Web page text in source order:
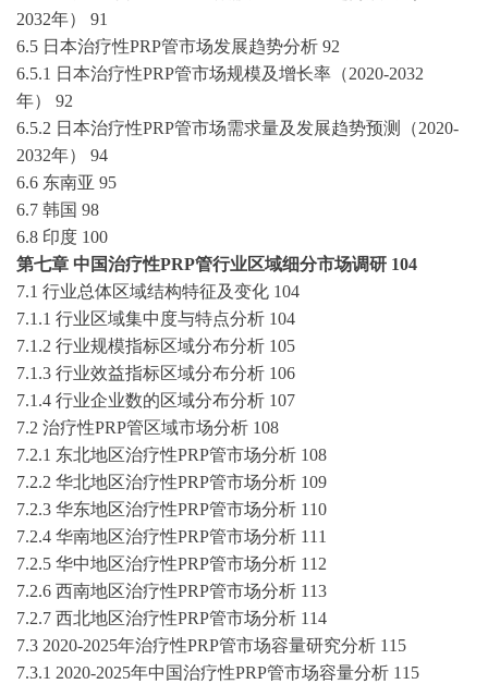
2032年）
91
6.5 日本治疗性PRP管市场发展趋势分析 92
6.5.1 日本治疗性PRP管市场规模及增长率（2020-2032
年）
92
6.5.2 日本治疗性PRP管市场需求量及发展趋势预测（2020-
2032年）
94
6.6 东南亚 95
6.7 韩国 98
6.8 印度 100
第七章 中国治疗性PRP管行业区域细分市场调研 104
7.1 行业总体区域结构特征及变化 104
7.1.1 行业区域集中度与特点分析 104
7.1.2 行业规模指标区域分布分析 105
7.1.3 行业效益指标区域分布分析 106
7.1.4 行业企业数的区域分布分析 107
7.2 治疗性PRP管区域市场分析 108
7.2.1 东北地区治疗性PRP管市场分析 108
7.2.2 华北地区治疗性PRP管市场分析 109
7.2.3 华东地区治疗性PRP管市场分析 110
7.2.4 华南地区治疗性PRP管市场分析 111
7.2.5 华中地区治疗性PRP管市场分析 112
7.2.6 西南地区治疗性PRP管市场分析 113
7.2.7 西北地区治疗性PRP管市场分析 114
7.3 2020-2025年治疗性PRP管市场容量研究分析 115
7.3.1 2020-2025年中国治疗性PRP管市场容量分析 115